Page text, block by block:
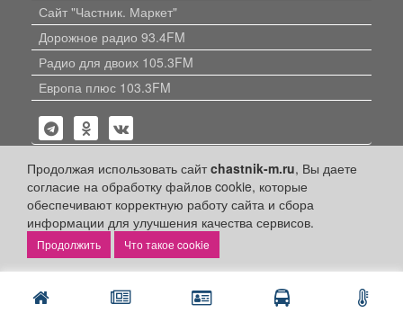
Продолжая использовать сайтchastnik-m.ru, Вы даете
согласие на обработку файлов cookie, которые
обеспечивают корректную работу сайта и сбора
информации для улучшения качества сервисов.
Что такое cookie
Сайт "Частник. Маркет"
Дорожное радио 93.4FM
Радио для двоих 105.3FM
Европа плюс 103.3FM
Политика конфиденциальности
Публикации с пометкой «Реклама», «На правах рекламы»,
«Партнёрский проект» оплачены рекламодателем.
объявлениях.